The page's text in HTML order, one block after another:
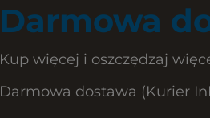
Darmowa
Kup więcej i oszczędzaj
Darmowa dostawa (Kurier